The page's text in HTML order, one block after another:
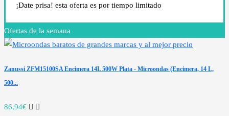
¡Date prisa! esta oferta es por tiempo limitado
Ofertas de la semana
Zanussi ZFM15100SA Encimera 14L 500W Plata - Microondas (Encimera, 14 L,
500...
86,94€